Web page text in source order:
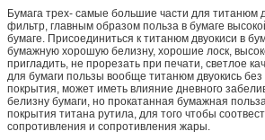
Бумага трех- самые большие части для титанюм
фильтр, главным образом польза в бумаге
бумаге. Присоединиться к титанюм двуокиси в
бумажную хорошую белизну, хорошие лоск,
пригладить, не прорезать при печати, светлое
для бумаги пользы вообще титанюм двуокись без
покрытия, может иметь влияние дневного
белизну бумаги, но прокатанная бумажная
покрытия титана рутила, для того чтобы
сопротивления и сопротивления жары.